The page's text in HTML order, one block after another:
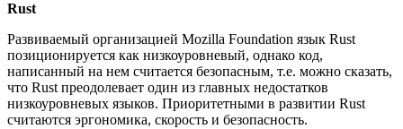
Rust
Развиваемый организацией Mozilla Foundation язык Rust
позиционируется как низкоуровневый, однако код,
написанный на нем считается безопасным, т.е. можно сказать,
что Rust преодолевает один из главных недостатков
низкоуровневых языков. Приоритетными в развитии Rust
считаются эргономика, скорость и безопасность.